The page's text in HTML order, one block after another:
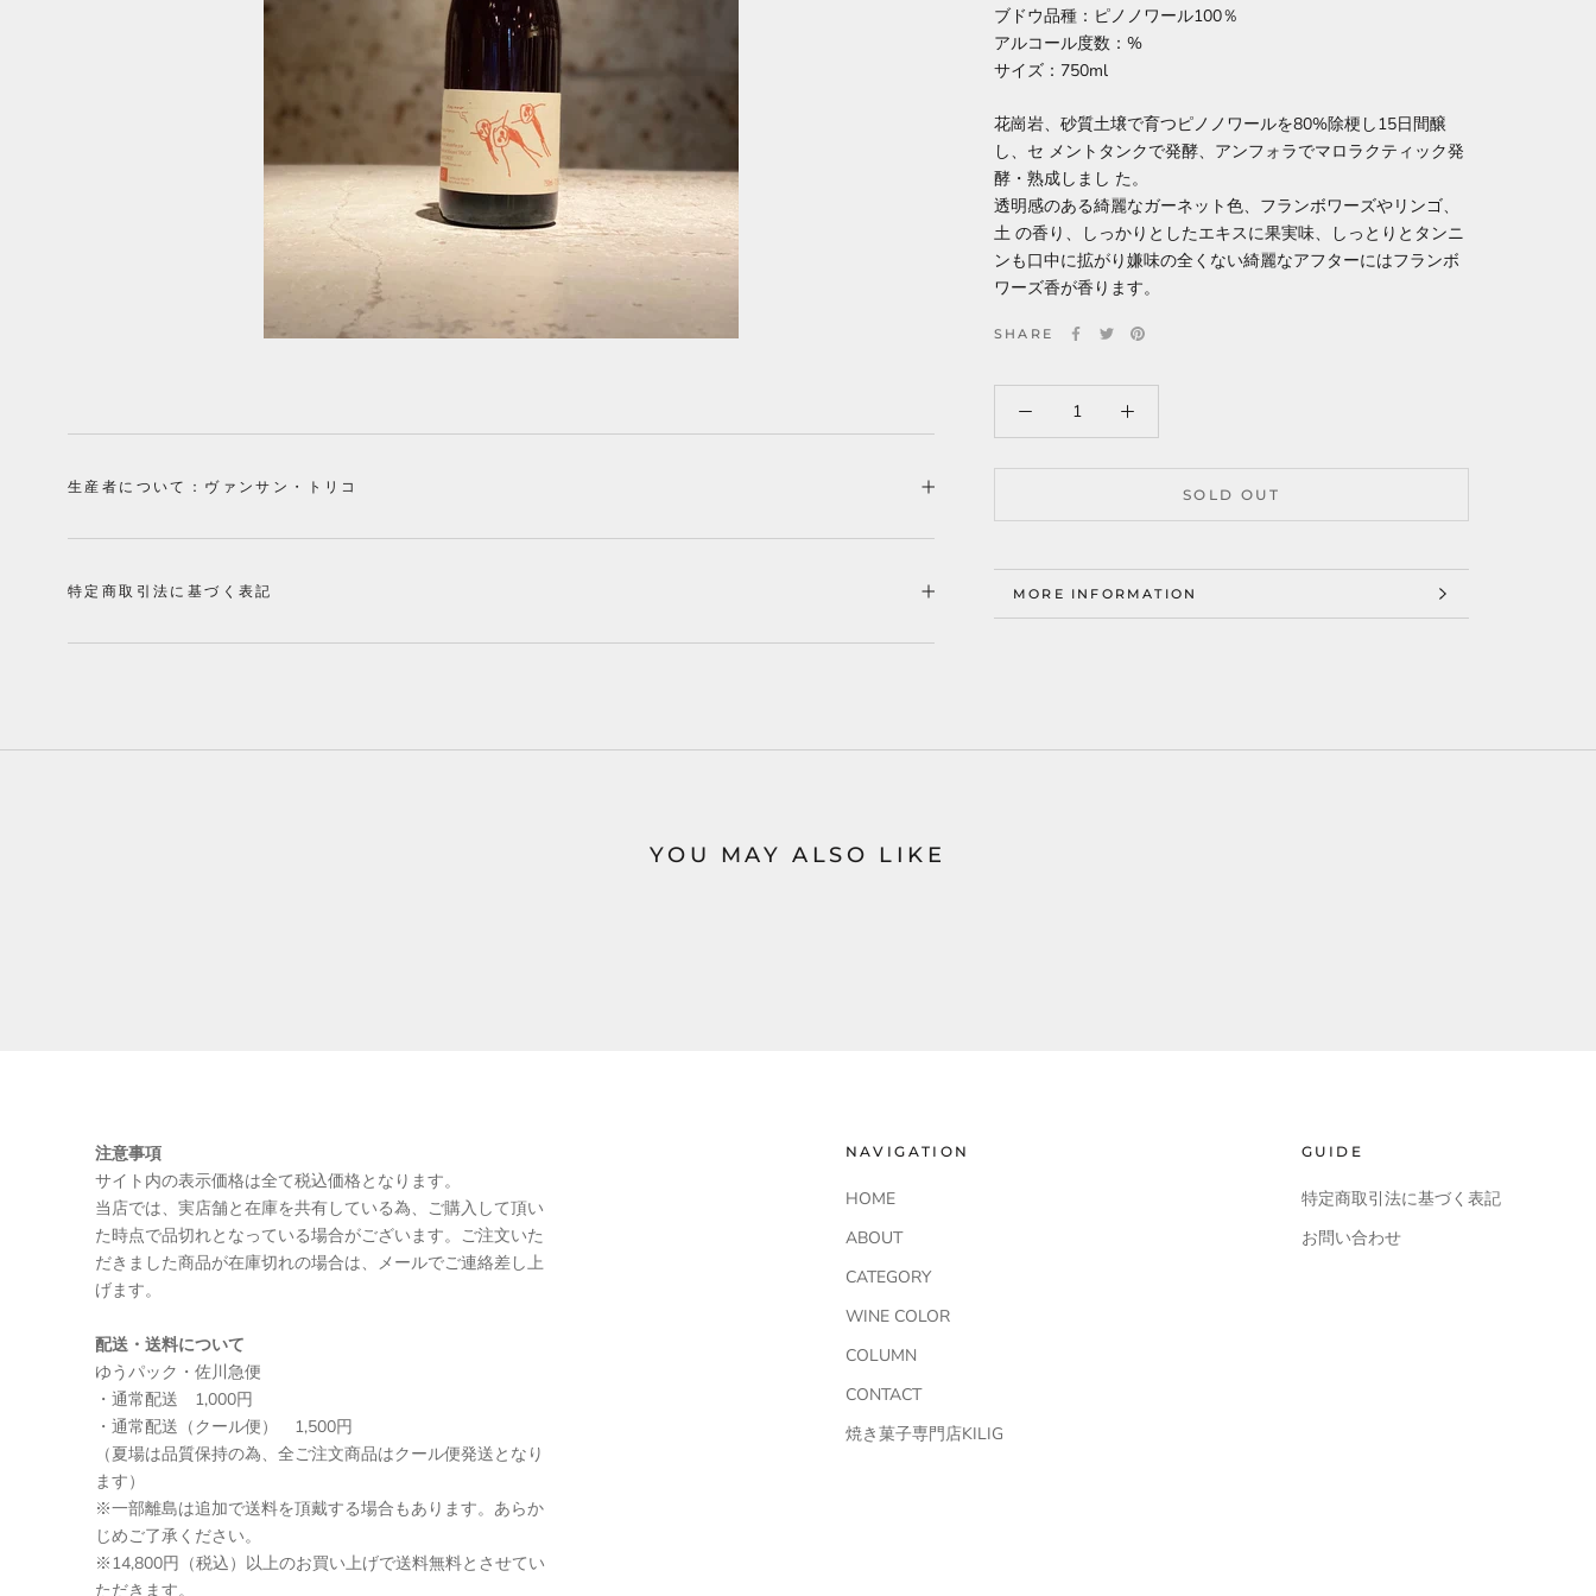
ブドウ品種：ピノノワール100％
アルコール度数：%
サイズ：750ml
花崗岩、砂質土壌で育つピノノワールを80%除梗し15日間醸
し、セ メントタンクで発酵、アンフォラでマロラクティック発
酵・熟成しまし た。
透明感のある綺麗なガーネット色、フランボワーズやリンゴ、
土 の香り、しっかりとしたエキスに果実味、しっとりとタンニ
ンも口中に拡がり嫌味の全くない綺麗なアフターにはフランボ
ワーズ香が香ります。
SHARE
SOLD OUT
MORE INFORMATION
VIEW IMAGES
生産者について：ヴァンサン・トリコ
特定商取引法に基づく表記
YOU MAY ALSO LIKE
注意事項
サイト内の表示価格は全て税込価格となります。
当店では、実店舗と在庫を共有している為、ご購入して頂い
た時点で品切れとなっている場合がございます。ご注文いた
だきました商品が在庫切れの場合は、メールでご連絡差し上
げます。
配送・送料について
ゆうパック・佐川急便
・通常配送 1,000円
・通常配送（クール便） 1,500円
（夏場は品質保持の為、全ご注文商品はクール便発送となり
ます）
※一部離島は追加で送料を頂戴する場合もあります。あらか
じめご了承ください。
※14,800円（税込）以上のお買い上げで送料無料とさせてい
ただきます。
NAVIGATION
HOME
ABOUT
CATEGORY
WINE COLOR
COLUMN
CONTACT
焼き菓子専門店KILIG
GUIDE
特定商取引法に基づく表記
お問い合わせ